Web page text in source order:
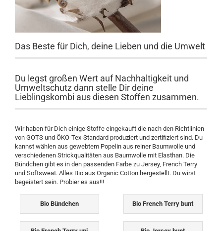
Das Beste für Dich, deine Lieben und die Umwelt
Du legst großen Wert auf Nachhaltigkeit und
Umweltschutz dann stelle Dir deine
Lieblingskombi aus diesen Stoffen zusammen.
Wir haben für Dich einige Stoffe eingekauft die nach den Richtlinien
von GOTS und ÖKO-Tex-Standard produziert und zertifiziert sind. Du
kannst wählen aus gewebtem Popelin aus reiner Baumwolle und
verschiedenen Strickqualitäten aus Baumwolle mit Elasthan. Die
Bündchen gibt es in den passenden Farbe zu Jersey, French Terry
und Softsweat. Alles Bio aus Organic Cotton hergestellt. Du wirst
begeistert sein. Probier es aus!!!
Bio Bündchen Bio French Terry bunt